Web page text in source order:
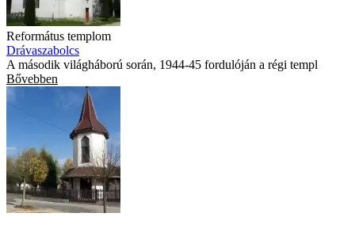
Református templom
Drávaszabolcs
A második világháború során, 1944-45 fordulóján a régi templ
Bővebben